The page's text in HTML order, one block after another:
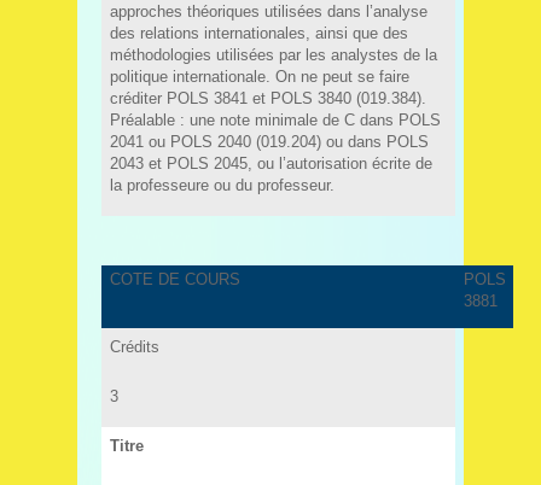
approches théoriques utilisées dans l’analyse
des relations internationales, ainsi que des
méthodologies utilisées par les analystes de la
politique internationale. On ne peut se faire
créditer POLS 3841 et POLS 3840 (019.384).
Préalable : une note minimale de C dans POLS
2041 ou POLS 2040 (019.204) ou dans POLS
2043 et POLS 2045, ou l’autorisation écrite de
la professeure ou du professeur.
COTE DE COURS
POLS
3881
Crédits
3
Titre